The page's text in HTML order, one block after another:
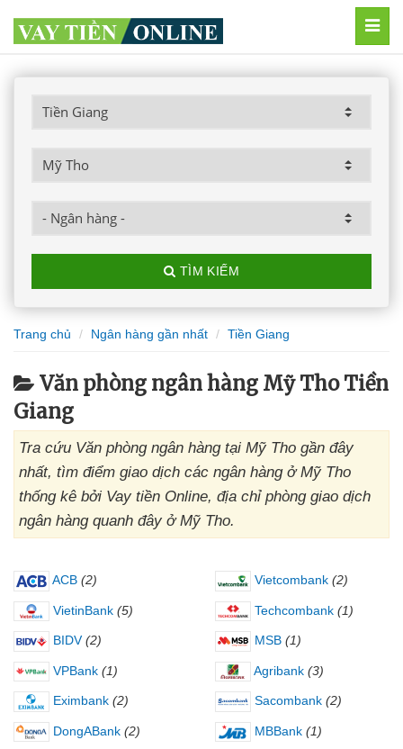
TÌM KIẾM
Trang chủ Ngân hàng gần nhất Tiền Giang
Văn phòng ngân hàng Mỹ Tho Tiền
Giang
Tra cứu Văn phòng ngân hàng tại Mỹ Tho gần đây
nhất, tìm điểm giao dịch các ngân hàng ở Mỹ Tho
thống kê bởi Vay tiền Online, địa chỉ phòng giao dịch
ngân hàng quanh đây ở Mỹ Tho.
ACB (2) Vietcombank (2)
VietinBank (5) Techcombank (1)
BIDV (2) MSB (1)
VPBank (1) Agribank (3)
Eximbank (2) Sacombank (2)
DongABank (2) MBBank (1)